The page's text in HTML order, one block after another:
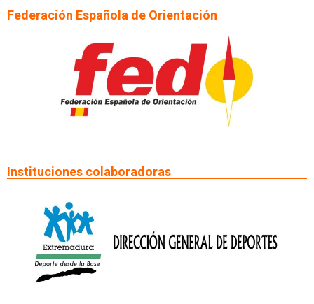
Federación Española de Orientación
Instituciones colaboradoras